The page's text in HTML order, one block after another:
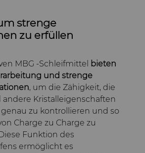
strenge
zu erfüllen
MBG -Schleifmittel
bieten
und strenge
, um die Zähigkeit, die
andere Kristalleigenschaften
zu kontrollieren und so
Charge zu Charge zu
Funktion des
ermöglicht es